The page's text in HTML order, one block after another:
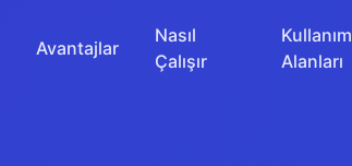
Avantajlar
Nasıl
Çalışır
Kullanım
Alanları